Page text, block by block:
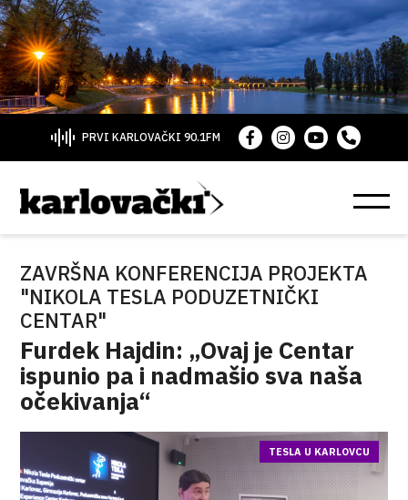
PRVI KARLOVAČKI 90.1FM
ZAVRŠNA KONFERENCIJA PROJEKTA
"NIKOLA TESLA PODUZETNIČKI
CENTAR"
Furdek Hajdin: „Ovaj je Centar
ispunio pa i nadmašio sva naša
očekivanja“
TESLA U KARLOVCU